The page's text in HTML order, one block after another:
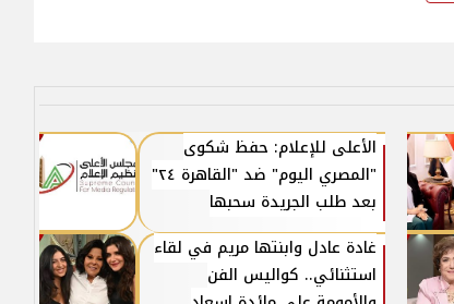
الأعلى للإعلام: حفظ شكوى
"المصري اليوم" ضد "القاهرة ٢٤"
بعد طلب الجريدة سحبها
غادة عادل وابنتها مريم في لقاء
استثنائي.. كواليس الفن